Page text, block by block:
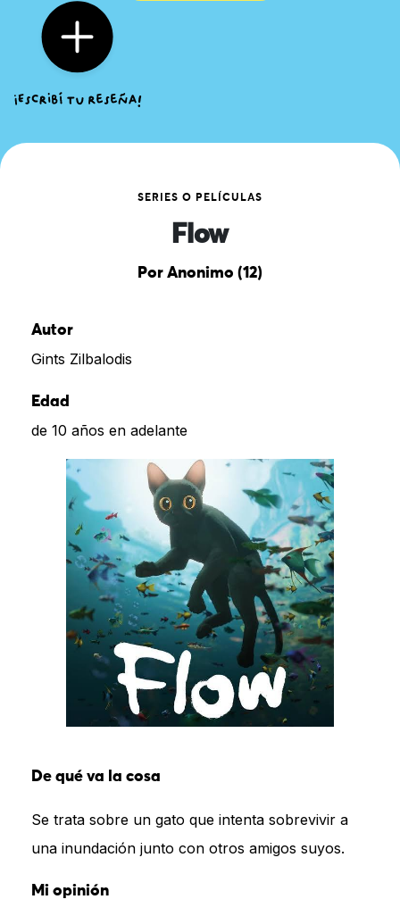
SERIES O PELÍCULAS
Flow
Por Anonimo (12)
Autor
Gints Zilbalodis
Edad
de 10 años en adelante
De qué va la cosa
Se trata sobre un gato que intenta sobrevivir a
una inundación junto con otros amigos suyos.
Mi opinión